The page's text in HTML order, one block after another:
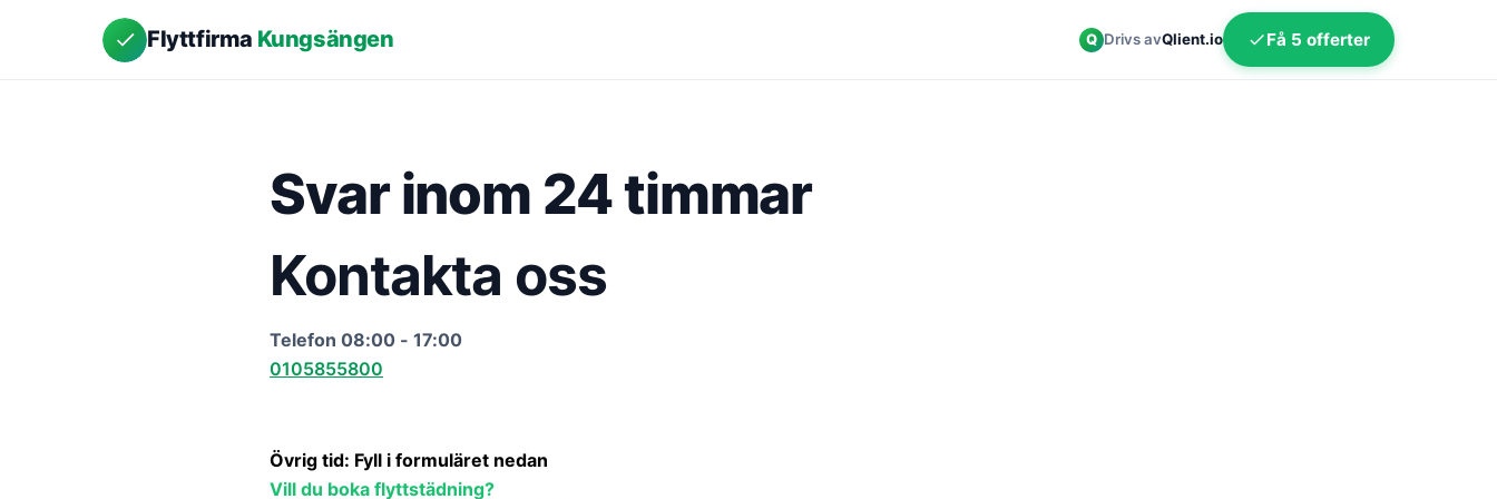
Flyttfirma Kungsängen Q Drivs avQlient.io Få 5 offerter
Svar inom 24 timmar
Kontakta oss
Telefon 08:00 - 17:00
0105855800
Övrig tid: Fyll i formuläret nedan
Vill du boka flyttstädning?